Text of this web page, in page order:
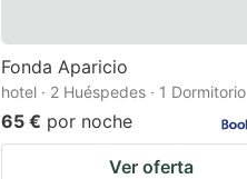
Fonda Aparicio
hotel · 2 Huéspedes · 1 Dormitorio
65 € por noche
Ver oferta